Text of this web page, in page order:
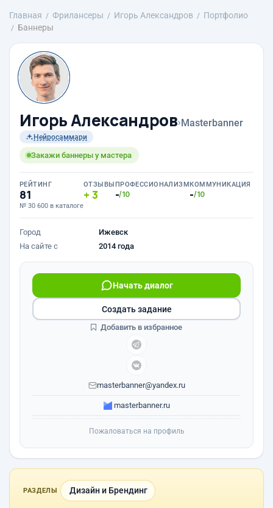
Главная Фрилансеры Игорь Александров
Портфолио
Баннеры
Игорь Александров›Masterbanner
Нейросаммари
Закажи баннеры у мастера
РЕЙТИНГ
81
№ 30 600 в каталоге
ОТЗЫВЫ
3
ПРОФЕССИОНАЛИЗМ
-/10
КОММУНИКАЦИЯ
-/10
Город
Ижевск
На сайте с
2014 года
Начать диалог
masterbanner@yandex.ru
masterbanner.ru
Создать задание
Добавить в избранное
Пожаловаться на профиль
РАЗДЕЛЫ Дизайн и Брендинг